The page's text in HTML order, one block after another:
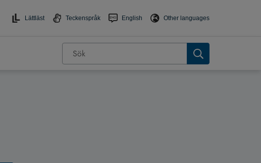
Lättläst Teckenspråk English Other languages